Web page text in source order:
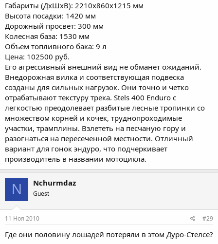
Габариты (ДхШхВ): 2210х860х1215 мм
Высота посадки: 1420 мм
Дорожный просвет: 300 мм
Колесная база: 1530 мм
Объем топливного бака: 9 л
Цена: 102500 руб.
Его агрессивный внешний вид не обманет ожиданий.
Внедорожная вилка и соответствующая подвеска
созданы для сильных нагрузок. Они точно и четко
отрабатывают текстуру трека. Stels 400 Enduro с
легкостью преодолевает разбитые лесные тропинки со
множеством корней и кочек, труднопроходимые
участки, трамплины. Взлететь на песчаную гору и
разогнаться на пересеченной местности. Отличный
вариант для гонок эндуро, что подчеркивает
производитель в названии мотоцикла.
N Nchurmdaz
Guest
11 Ноя 2010 #29
Где они половину лошадей потеряли в этом Дуро-Стелсе?